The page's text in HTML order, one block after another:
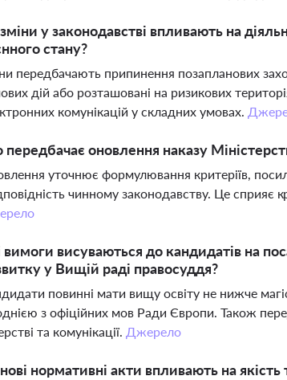
у законодавстві впливають на
стану?
передбачають припинення позапланових
дій або розташовані на ризикових
комунікацій у складних умовах.
оновлення наказу
уточнює формулювання критеріїв,
чинному законодавству. Це сприяє
вимоги висуваються до кандидатів на
у Вищій раді правосуддя?
повинні мати вищу освіту не нижче
з офіційних мов Ради Європи. Також
та комунікації. Джерело
нормативні акти впливають на якість